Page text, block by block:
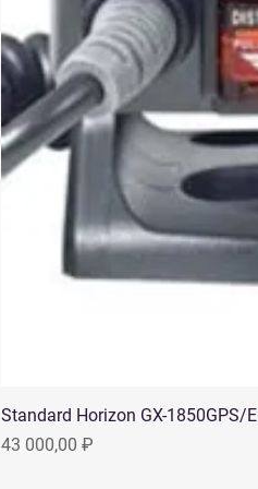
Standard Horizon GX-1850GPS/E
Цена
43 000,00 ₽